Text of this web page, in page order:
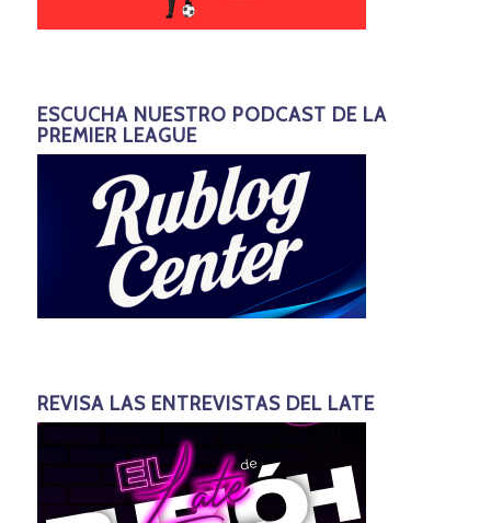
ESCUCHA NUESTRO PODCAST DE LA
PREMIER LEAGUE
REVISA LAS ENTREVISTAS DEL LATE